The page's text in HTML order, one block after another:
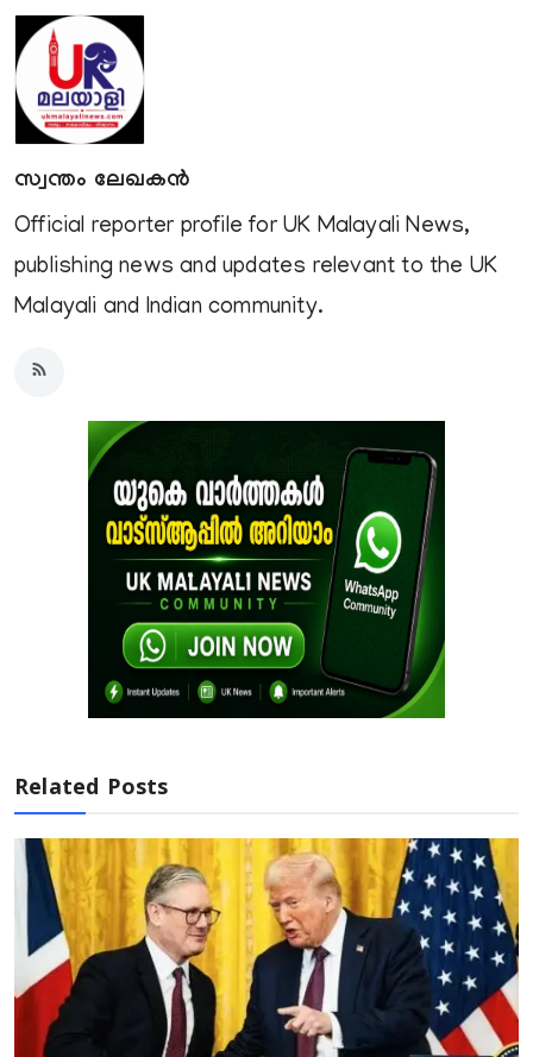
സ്വന്തം ലേഖകൻ
Official reporter profile for UK Malayali News,
publishing news and updates relevant to the UK
Malayali and Indian community.
Related Posts